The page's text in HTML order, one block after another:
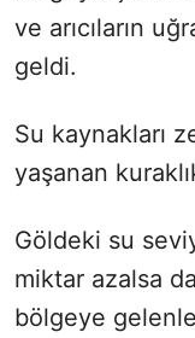
ve arıcıların
geldi.
Su kaynakları
yaşanan
Göldeki su
miktar azalsa
bölgeye